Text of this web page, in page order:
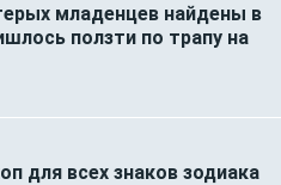
младенцев найдены в
ползти по трапу на
для всех знаков зодиака